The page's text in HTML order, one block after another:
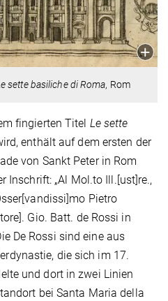
sette basiliche di Roma, Rom
fingierten Titel Le sette
enthält auf dem ersten der
von Sankt Peter in Rom
Inschrift: „Al Mol.to Ill.[ust]re.,
Pietro
Gio. Batt. de Rossi in
De Rossi sind eine aus
die sich im 17.
und dort in zwei Linien
bei Santa Maria della